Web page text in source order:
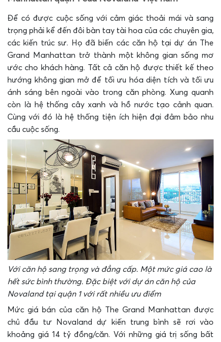
Để có được cuộc sống với cảm giác thoải mái và sang
trọng phải kể đến đôi bàn tay tài hoa của các chuyên gia,
các kiến trúc sư. Họ đã biến các căn hộ tại dự án The
Grand Manhattan trở thành một không gian sống mơ
ước cho khách hàng. Tất cả căn hộ được thiết kế theo
hướng không gian mở để tối ưu hóa diện tích và tối ưu
ánh sáng bên ngoài vào trong căn phòng. Xung quanh
còn là hệ thống cây xanh và hồ nước tạo cảnh quan.
Cùng với đó là hệ thống tiện ích hiện đại đảm bảo nhu
cầu cuộc sống.
Với căn hộ sang trọng và đẳng cấp. Một mức giá cao là
hết sức bình thường. Đặc biệt với dự án căn hộ của
Novaland tại quận 1 với rất nhiều ưu điểm
Mức giá bán của căn hộ The Grand Manhattan được
chủ đầu tư Novaland dự kiến trung bình sẽ rơi vào
khoảng giá 14 tỷ đồng/căn. Với những giá trị sống bất